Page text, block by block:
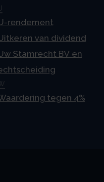
rendement
van dividend
Stamrecht BV en
tegen 4%